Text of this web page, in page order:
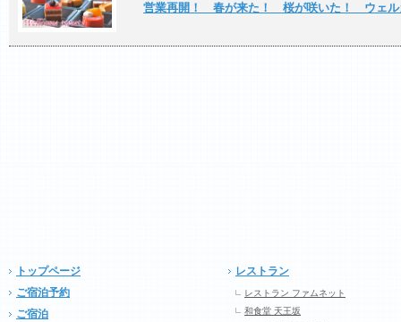
営業再開！ 春が来た！ 桜が咲いた！ ウェル
トップページ
ご宿泊予約
ご宿泊
レストラン
レストラン ファムネット
和食堂 天王坂